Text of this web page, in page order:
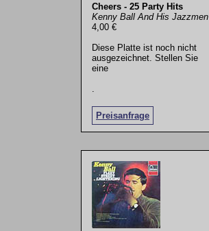
Cheers - 25 Party Hits
Kenny Ball And His Jazzmen
4,00 €
Diese Platte ist noch nicht
ausgezeichnet. Stellen Sie
eine
Preisanfrage